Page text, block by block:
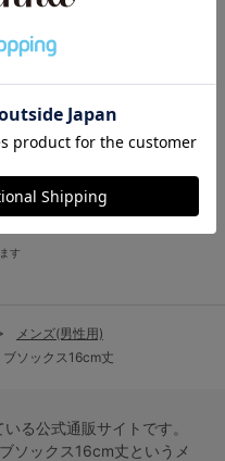
おうち時間 メンズ
綿混 メンズ
す
メンズ(男性用)
ソックス16cm丈
る公式通販サイトです。
ソックス16cm丈という メ